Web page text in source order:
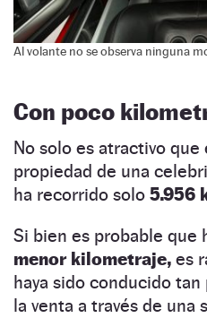
Al volante no se observa ninguna
Con poco
No solo es atractivo que
propiedad de una
ha recorrido solo 5.956
Si bien es probable que
menor kilometraje, es
haya sido conducido tan
la venta a través de una